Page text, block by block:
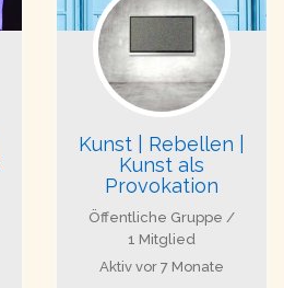
Kunst | Rebellen |
Kunst als
Provokation
Öffentliche Gruppe /
1 Mitglied
Aktiv vor 7 Monate